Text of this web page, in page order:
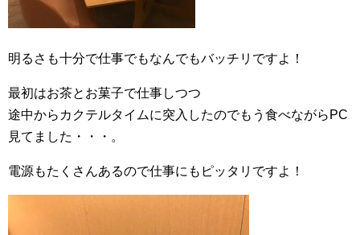
明るさも十分で仕事でもなんでもバッチリですよ！
最初はお茶とお菓子で仕事しつつ
途中からカクテルタイムに突入したのでもう食べながらPC
見てました・・・。
電源もたくさんあるので仕事にもピッタリですよ！